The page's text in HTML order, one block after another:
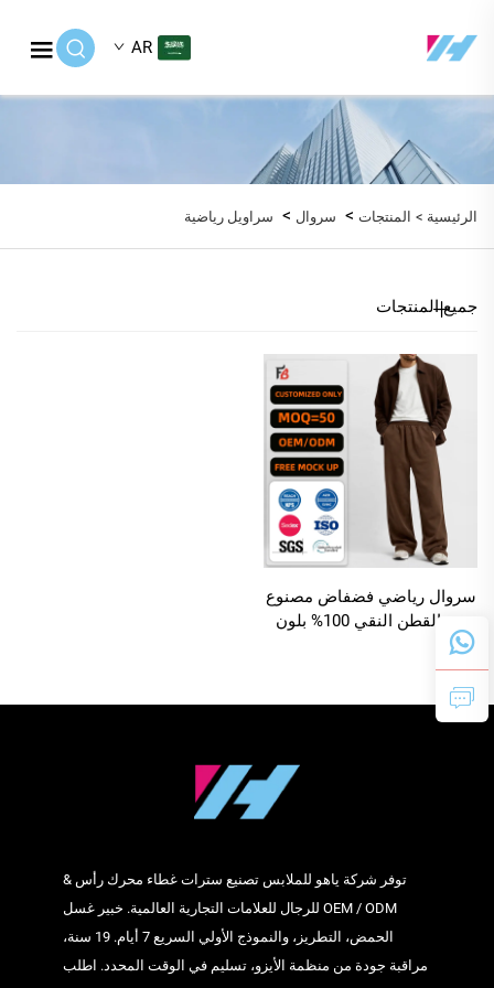
AR
الرئيسية > المنتجات > سروال > سراويل رياضية
جميع المنتجات
سروال رياضي فضفاض مصنوع
من القطن النقي 100% بلون
بدون طباعة، للبيع بالجملة
وتخصيصه حسب الطلب
توفر شركة ياهو للملابس تصنيع سترات غطاء محرك رأس &
OEM / ODM للرجال للعلامات التجارية العالمية. خبير غسل
الحمض، التطريز، والنموذج الأولي السريع 7 أيام. 19 سنة،
مراقبة جودة من منظمة الأيزو، تسليم في الوقت المحدد. اطلب